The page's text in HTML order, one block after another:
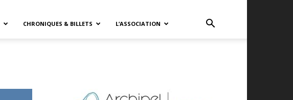
CHRONIQUES & BILLETS L’ASSOCIATION